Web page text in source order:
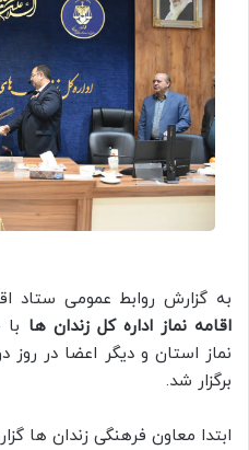
به گزارش روابط عمومی ستاد
اقامه نماز اداره کل زندان ها
نماز استان و دیگر اعضا در
برگزار شد.
ابتدا معاون فرهنگی زندان ها